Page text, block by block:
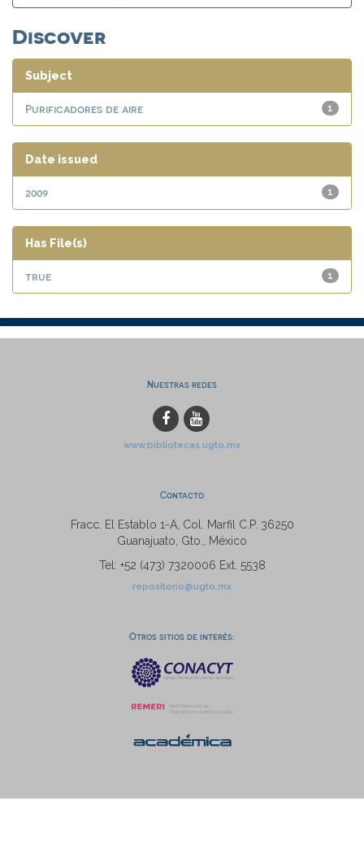
Discover
Subject
1
Purificadores de aire
Date issued
1
2009
Has File(s)
1
true
Nuestras redes
www.bibliotecas.ugto.mx
Contacto
Fracc. El Establo 1-A, Col. Marfil C.P. 36250
Guanajuato, Gto., México
Tel: +52 (473) 7320006 Ext. 5538
repositorio@ugto.mx
Otros sitios de interés: